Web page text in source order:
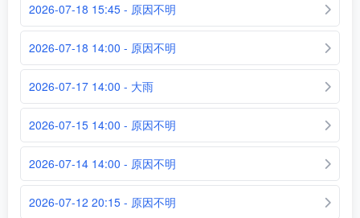
2026-07-18 15:45 - 原因不明
2026-07-18 14:00 - 原因不明
2026-07-17 14:00 - 大雨
2026-07-15 14:00 - 原因不明
2026-07-14 14:00 - 原因不明
2026-07-12 20:15 - 原因不明